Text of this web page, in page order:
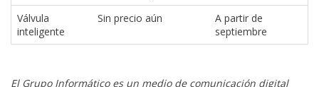
Válvula
inteligente
Sin precio aún
A partir de
septiembre
El Grupo Informático es un medio de comunicación digital